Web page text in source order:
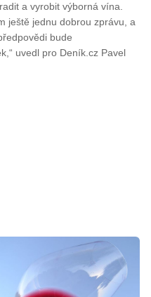
a vyrobit výborná vína.
ještě jednu dobrou zprávu, a
bude
uvedl pro Deník.cz Pavel